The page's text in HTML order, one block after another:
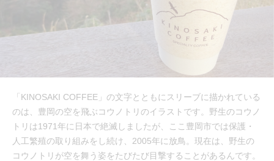
「KINOSAKI COFFEE」の文字とともにスリーブに描かれている
のは、豊岡の空を飛ぶコウノトリのイラストです。野生のコウノ
トリは1971年に日本で絶滅しましたが、ここ豊岡市では保護・
人工繁殖の取り組みをし続け、2005年に放鳥。現在は、野生の
コウノトリが空を舞う姿をたびたび目撃することがあるんです。